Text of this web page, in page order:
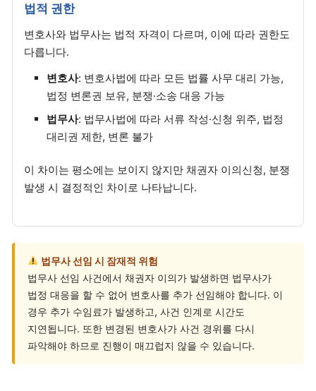
법적 권한
변호사와 법무사는 법적 자격이 다르며, 이에 따라 권한도
다릅니다.
변호사: 변호사법에 따라 모든 법률 사무 대리 가능,
법정 변론권 보유, 분쟁·소송 대응 가능
법무사: 법무사법에 따라 서류 작성·신청 위주, 법정
대리권 제한, 변론 불가
이 차이는 평소에는 보이지 않지만 채권자 이의신청, 분쟁
발생 시 결정적인 차이로 나타납니다.
법무사 선임 시 잠재적 위험
법무사 선임 사건에서 채권자 이의가 발생하면 법무사가
법정 대응을 할 수 없어 변호사를 추가 선임해야 합니다. 이
경우 추가 수임료가 발생하고, 사건 인계로 시간도
지연됩니다. 또한 변경된 변호사가 사건 경위를 다시
파악해야 하므로 진행이 매끄럽지 않을 수 있습니다.